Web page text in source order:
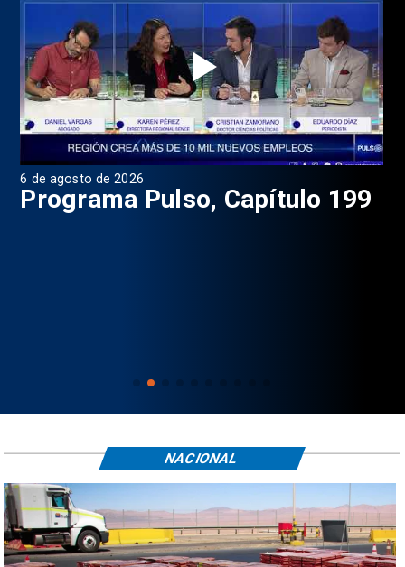
6 de agosto de 2026
Programa Pulso, Capítulo 199
NACIONAL